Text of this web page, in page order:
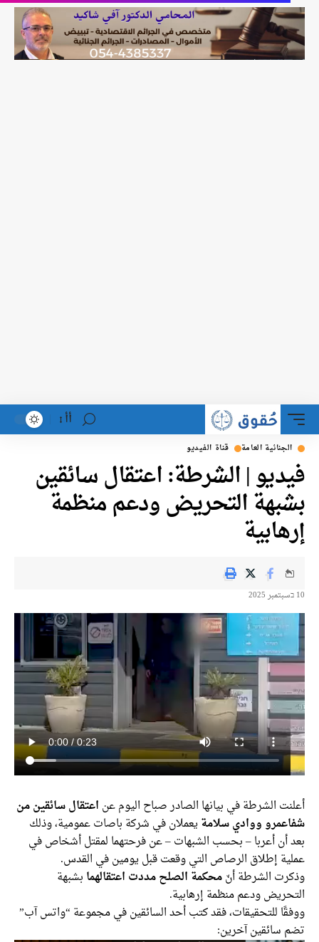
أأ
العامة قناة الفيديو
| الشرطة: اعتقال سائقين
التحريض ودعم منظمة
الشرطة في بيانها الصادر صباح اليوم عناعتقال سائقين من
ووادي سلامةيعملان في شركة باصات عمومية، وذلك
أن أعربا – بحسب الشبهات – عن فرحتهما لمقتل أشخاص في
إطلاق الرصاص التي وقعت قبل يومين في القدس.
الشرطة أنّمحكمة الصلح مددت اعتقالهمابشبهة
ودعم منظمة إرهابية.
للتحقيقات، فقد كتب أحد السائقين في مجموعة “واتس آب”
سائقين آخرين: